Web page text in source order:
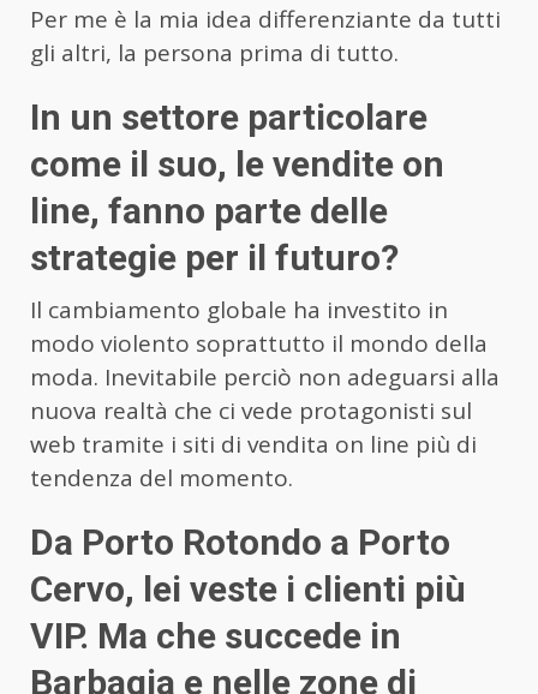
Per me è la mia idea differenziante da tutti
gli altri, la persona prima di tutto.
In un settore particolare
come il suo, le vendite on
line, fanno parte delle
strategie per il futuro?
Il cambiamento globale ha investito in
modo violento soprattutto il mondo della
moda. Inevitabile perciò non adeguarsi alla
nuova realtà che ci vede protagonisti sul
web tramite i siti di vendita on line più di
tendenza del momento.
Da Porto Rotondo a Porto
Cervo, lei veste i clienti più
VIP. Ma che succede in
Barbagia e nelle zone di